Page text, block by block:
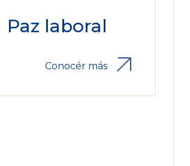
Paz laboral
Conocér más